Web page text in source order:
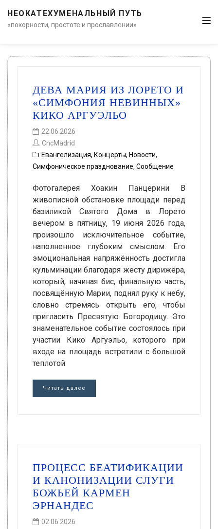
НЕОКАТЕХУМЕНАЛЬНЫЙ ПУТЬ
«покорности, простоте и прославлении»
ДЕВА МАРИЯ ИЗ ЛОРЕТО И
«СИМФОНИЯ НЕВИННЫХ»
КИКО АРГУЭЛЬО
22.06.2026
CncMadrid
Евангелизация, Концерты, Новости,
Симфоническое празднование, Сообщение
Фотогалерея Хоакин Панцерини В
живописной обстановке площади перед
базиликой Святого Дома в Лорето
вечером в пятницу, 19 июня 2026 года,
произошло исключительное событие,
наполненное глубоким смыслом. Его
эмоциональная напряжённость достигла
кульминации благодаря жесту дирижёра,
который, начиная бис, финальную часть,
посвящённую Марии, поднял руку к небу,
словно стремясь открыть его, чтобы
пригласить Пресвятую Богородицу. Это
знаменательное событие состоялось при
участии Кико Аргуэльо, которого при
входе на площадь встретили с большой
теплотой
Читать далее
ПРОЦЕСС БЕАТИФИКАЦИИ
И КАНОНИЗАЦИИ СЛУГИ
БОЖЬЕЙ КАРМЕН
ЭРНАНДЕС
02.06.2026